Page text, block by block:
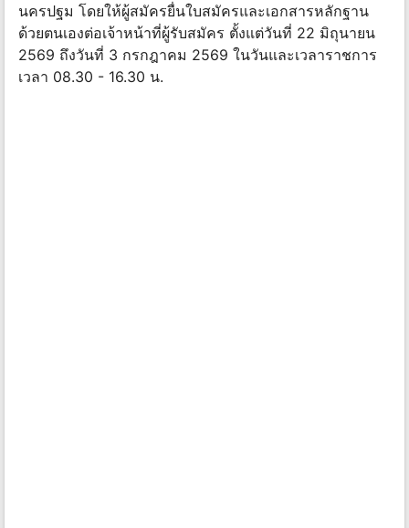
นครปฐม โดยให้ผู้สมัครยื่นใบสมัครและเอกสารหลักฐาน
ด้วยตนเองต่อเจ้าหน้าที่ผู้รับสมัคร ตั้งแต่วันที่ 22 มิถุนายน
2569 ถึงวันที่ 3 กรกฎาคม 2569 ในวันและเวลาราชการ
เวลา 08.30 - 16.30 น.